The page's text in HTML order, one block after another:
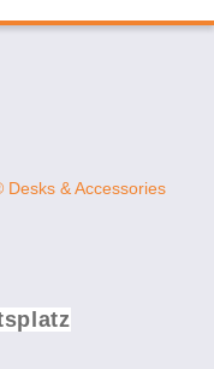
Desks & Accessories